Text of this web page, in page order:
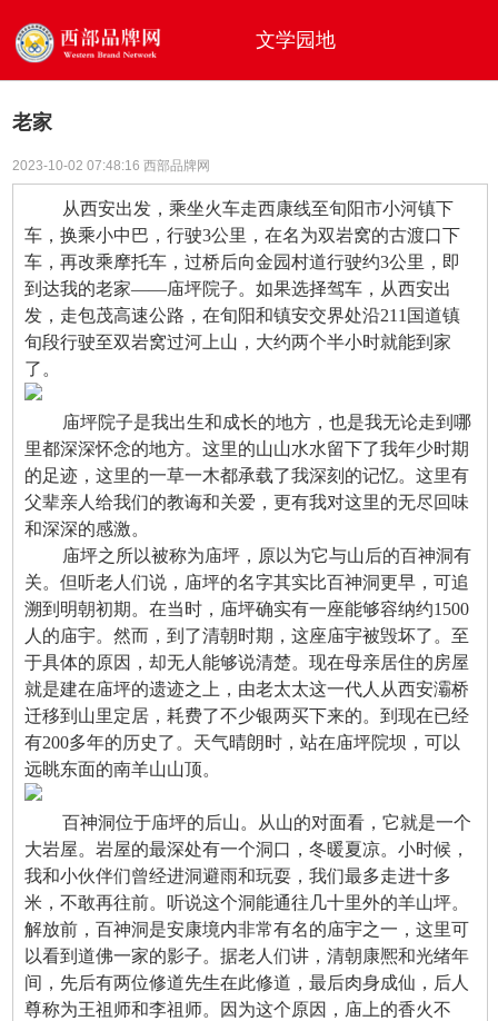
文学园地
老家
2023-10-02 07:48:16 西部品牌网
从西安出发，乘坐火车走西康线至旬阳市小河镇下
车，换乘小中巴，行驶3公里，在名为双岩窝的古渡口下
车，再改乘摩托车，过桥后向金园村道行驶约3公里，即
到达我的老家——庙坪院子。如果选择驾车，从西安出
发，走包茂高速公路，在旬阳和镇安交界处沿211国道镇
旬段行驶至双岩窝过河上山，大约两个半小时就能到家
了。
庙坪院子是我出生和成长的地方，也是我无论走到哪
里都深深怀念的地方。这里的山山水水留下了我年少时期
的足迹，这里的一草一木都承载了我深刻的记忆。这里有
父辈亲人给我们的教诲和关爱，更有我对这里的无尽回味
和深深的感激。
庙坪之所以被称为庙坪，原以为它与山后的百神洞有
关。但听老人们说，庙坪的名字其实比百神洞更早，可追
溯到明朝初期。在当时，庙坪确实有一座能够容纳约1500
人的庙宇。然而，到了清朝时期，这座庙宇被毁坏了。至
于具体的原因，却无人能够说清楚。现在母亲居住的房屋
就是建在庙坪的遗迹之上，由老太太这一代人从西安灞桥
迁移到山里定居，耗费了不少银两买下来的。到现在已经
有200多年的历史了。天气晴朗时，站在庙坪院坝，可以
远眺东面的南羊山山顶。
百神洞位于庙坪的后山。从山的对面看，它就是一个
大岩屋。岩屋的最深处有一个洞口，冬暖夏凉。小时候，
我和小伙伴们曾经进洞避雨和玩耍，我们最多走进十多
米，不敢再往前。听说这个洞能通往几十里外的羊山坪。
解放前，百神洞是安康境内非常有名的庙宇之一，这里可
以看到道佛一家的影子。据老人们讲，清朝康熈和光绪年
间，先后有两位修道先生在此修道，最后肉身成仙，后人
尊称为王祖师和李祖师。因为这个原因，庙上的香火不